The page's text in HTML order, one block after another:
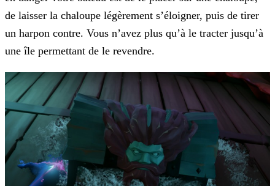
de laisser la chaloupe légèrement s’éloigner, puis de tirer
un harpon contre. Vous n’avez plus qu’à le tracter jusqu’à
une île permettant de le revendre.